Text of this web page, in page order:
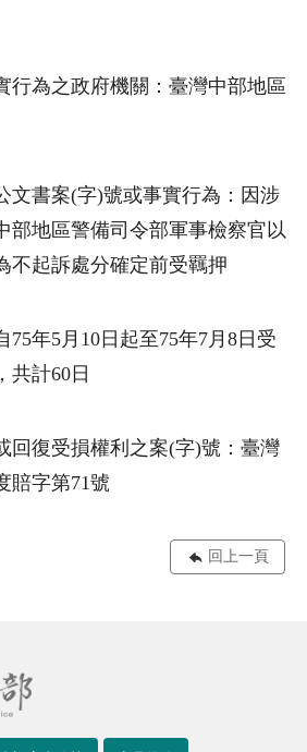
行為之政府機關：臺灣中部地區
文書案(字)號或事實行為：因涉
部地區警備司令部軍事檢察官以
不起訴處分確定前受羈押
75年5月10日起至75年7月8日受
共計60日
回復受損權利之案(字)號：臺灣
賠字第71號
回上一頁